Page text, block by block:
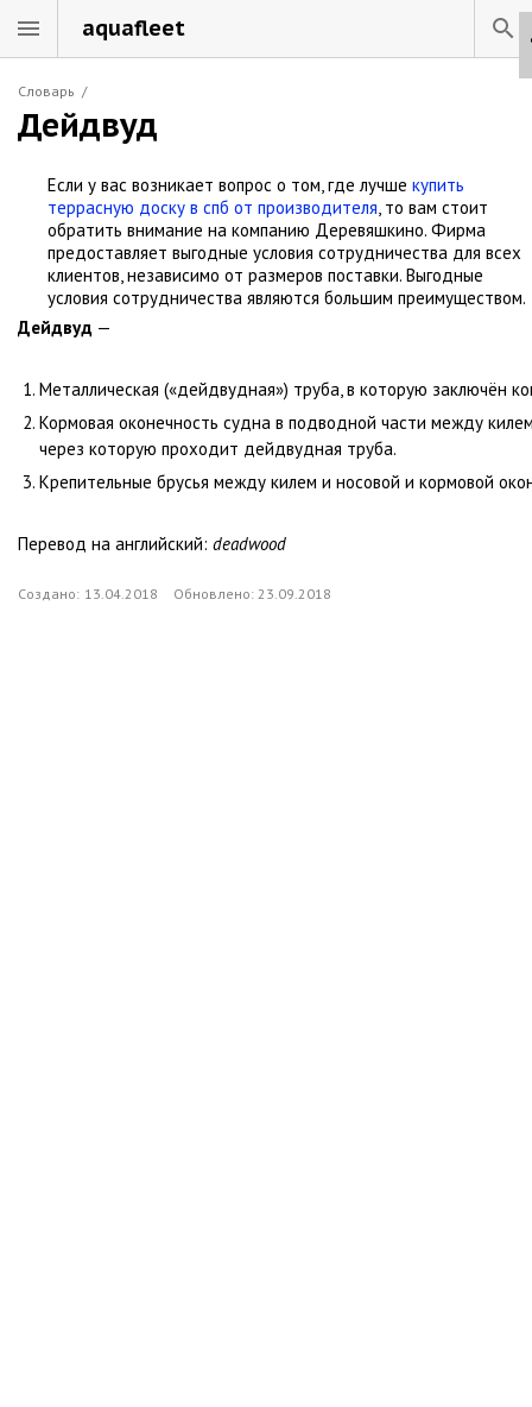
aquafleet
Словарь /
Дейдвуд
Если у вас возникает вопрос о том, где лучше купить
террасную доску в спб от производителя, то вам стоит
обратить внимание на компанию Деревяшкино. Фирма
предоставляет выгодные условия сотрудничества для всех
клиентов, независимо от размеров поставки. Выгодные
условия сотрудничества являются большим преимуществом.
Дейдвуд —
Металлическая («дейдвудная») труба,в которую заключён
Кормовая оконечность судна в подводной части между
через которую проходит дейдвудная труба.
Крепительные брусья между килем и носовой и кормовой
Перевод на английский: deadwood
Создано: 13.04.2018 Обновлено: 23.09.2018